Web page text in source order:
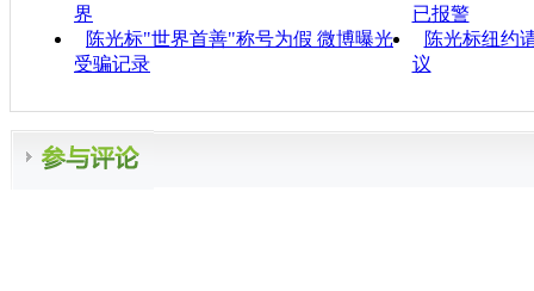
界
已报警
陈光标"世界首善"称号为假 微博曝光
受骗记录
陈光标纽约
议